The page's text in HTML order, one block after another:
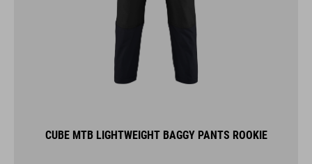
CUBE MTB LIGHTWEIGHT BAGGY PANTS ROOKIE